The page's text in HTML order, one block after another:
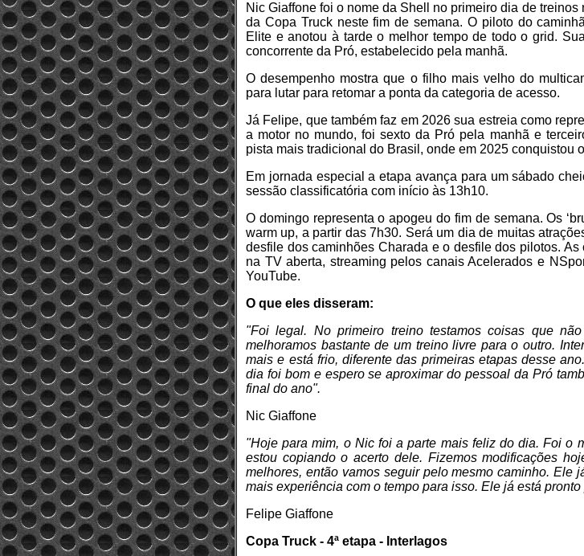
Nic Giaffone foi o nome da Shell no primeiro dia de
da Copa Truck neste fim de semana. O piloto do
Elite e anotou à tarde o melhor tempo de todo o grid.
concorrente da Pró, estabelecido pela manhã.
O desempenho mostra que o filho mais velho do
para lutar para retomar a ponta da categoria de acesso.
Já Felipe, que também faz em 2026 sua estreia como
a motor no mundo, foi sexto da Pró pela manhã e
pista mais tradicional do Brasil, onde em 2025 conquistou
Em jornada especial a etapa avança para um sábado
sessão classificatória com início às 13h10.
O domingo representa o apogeu do fim de semana. Os
warm up, a partir das 7h30. Será um dia de muitas
desfile dos caminhões Charada e o desfile dos pilotos.
na TV aberta, streaming pelos canais Acelerados e
YouTube.
O que eles disseram:
"Foi legal. No primeiro treino testamos coisas que
melhoramos bastante de um treino livre para o outro.
mais e está frio, diferente das primeiras etapas desse
dia foi bom e espero se aproximar do pessoal da Pró
final do ano".
Nic Giaffone
"Hoje para mim, o Nic foi a parte mais feliz do dia. Foi o
estou copiando o acerto dele. Fizemos modificações
melhores, então vamos seguir pelo mesmo caminho. Ele
mais experiência com o tempo para isso. Ele já está pronto
Felipe Giaffone
Copa Truck - 4ª etapa - Interlagos